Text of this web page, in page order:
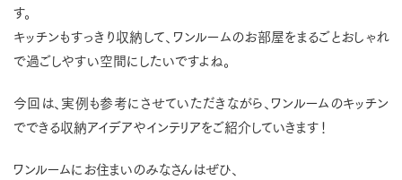
す。
キッチンもすっきり収納して、ワンルームのお部屋をまるごとおしゃれ
で過ごしやすい空間にしたいですよね。
今回は、実例も参考にさせていただきながら、ワンルームのキッチン
でできる収納アイデアやインテリアをご紹介していきます！
ワンルームにお住まいのみなさんはぜひ、